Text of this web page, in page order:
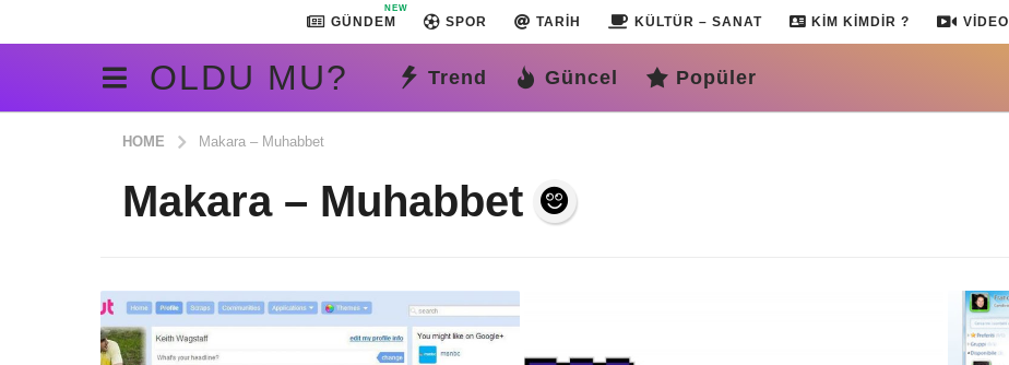
GÜNDEM
NEW
SPOR TARIH KÜLTÜR – SANAT KIM KIMDIR ? VIDEO
OLDU MU? Trend Güncel Popüler
HOME Makara – Muhabbet
Makara – Muhabbet